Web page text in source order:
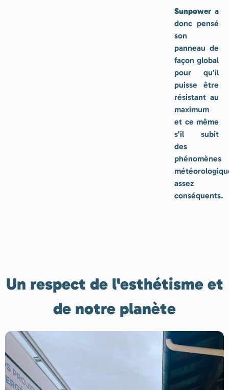
Sunpower a
donc pensé
son
panneau de
façon global
pour qu’il
puisse être
résistant au
maximum
et ce même
s’il subit
des
phénomènes
assez
conséquents.
Un respect de l'esthétisme et
de notre planète